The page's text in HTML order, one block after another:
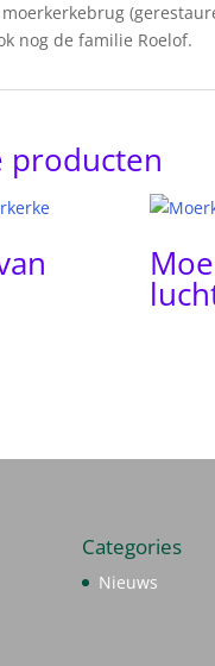
nog de familie Roelof.
producten
Categories
Nieuws